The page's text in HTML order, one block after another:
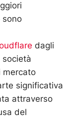
sono
dagli
società
mercato
significativa
attraverso
del